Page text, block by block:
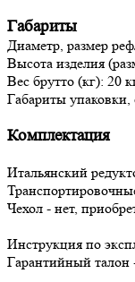
Габариты
Диаметр, размер
Высота изделия
Вес брутто (кг): 20
Габариты упаковки,
Комплектация
Итальянский
Чехол - нет,
Инструкция по
Гарантийный талон